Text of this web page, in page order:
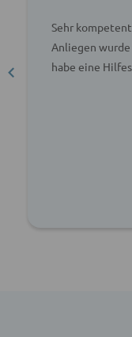
Sehr
Anliegen
habe eine